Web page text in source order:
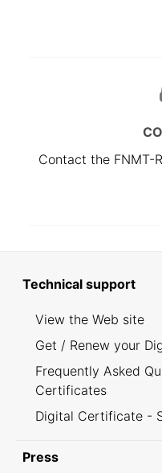
Contact the FNMT-
Technical support
View the Web site
Get / Renew your
Frequently Asked
Certificates
Digital Certificate -
Press